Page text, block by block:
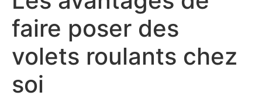
faire poser des
volets roulants chez
soi